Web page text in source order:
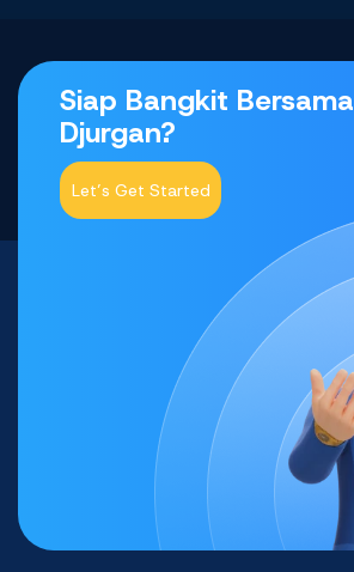
Siap Bangkit Bersama
Djurgan?
Let’s Get Started